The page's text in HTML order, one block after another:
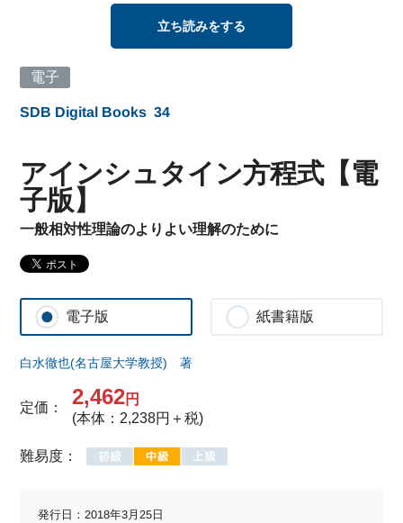
立ち読みをする
電子
SDB Digital Books 34
アインシュタイン方程式【電
子版】
一般相対性理論のよりよい理解のために
電子版 紙書籍版
白水徹也(名古屋大学教授) 著
定価： 2,462円
(本体：2,238円＋税)
難易度：
発行日：2018年3月25日